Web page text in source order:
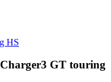
Charger3 GT touring